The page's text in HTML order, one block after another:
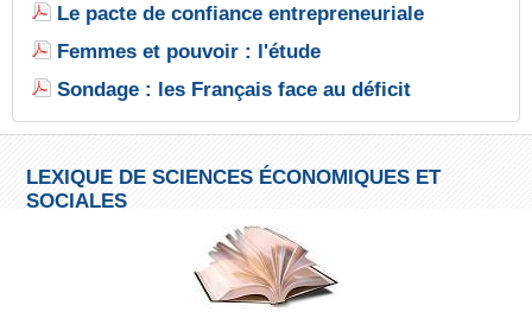
Le pacte de confiance entrepreneuriale
Femmes et pouvoir : l'étude
Sondage : les Français face au déficit
LEXIQUE DE SCIENCES ÉCONOMIQUES ET
SOCIALES